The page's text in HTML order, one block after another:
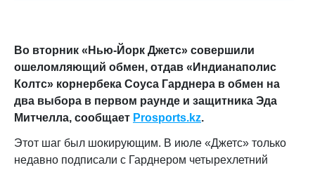
Во вторник «Нью-Йорк Джетс» совершили
ошеломляющий обмен, отдав «Индианаполис
Колтс» корнербека Соуса Гарднера в обмен на
два выбора в первом раунде и защитника Эда
Митчелла, сообщает Prosports.kz.
Этот шаг был шокирующим. В июле «Джетс» только
недавно подписали с Гарднером четырехлетний